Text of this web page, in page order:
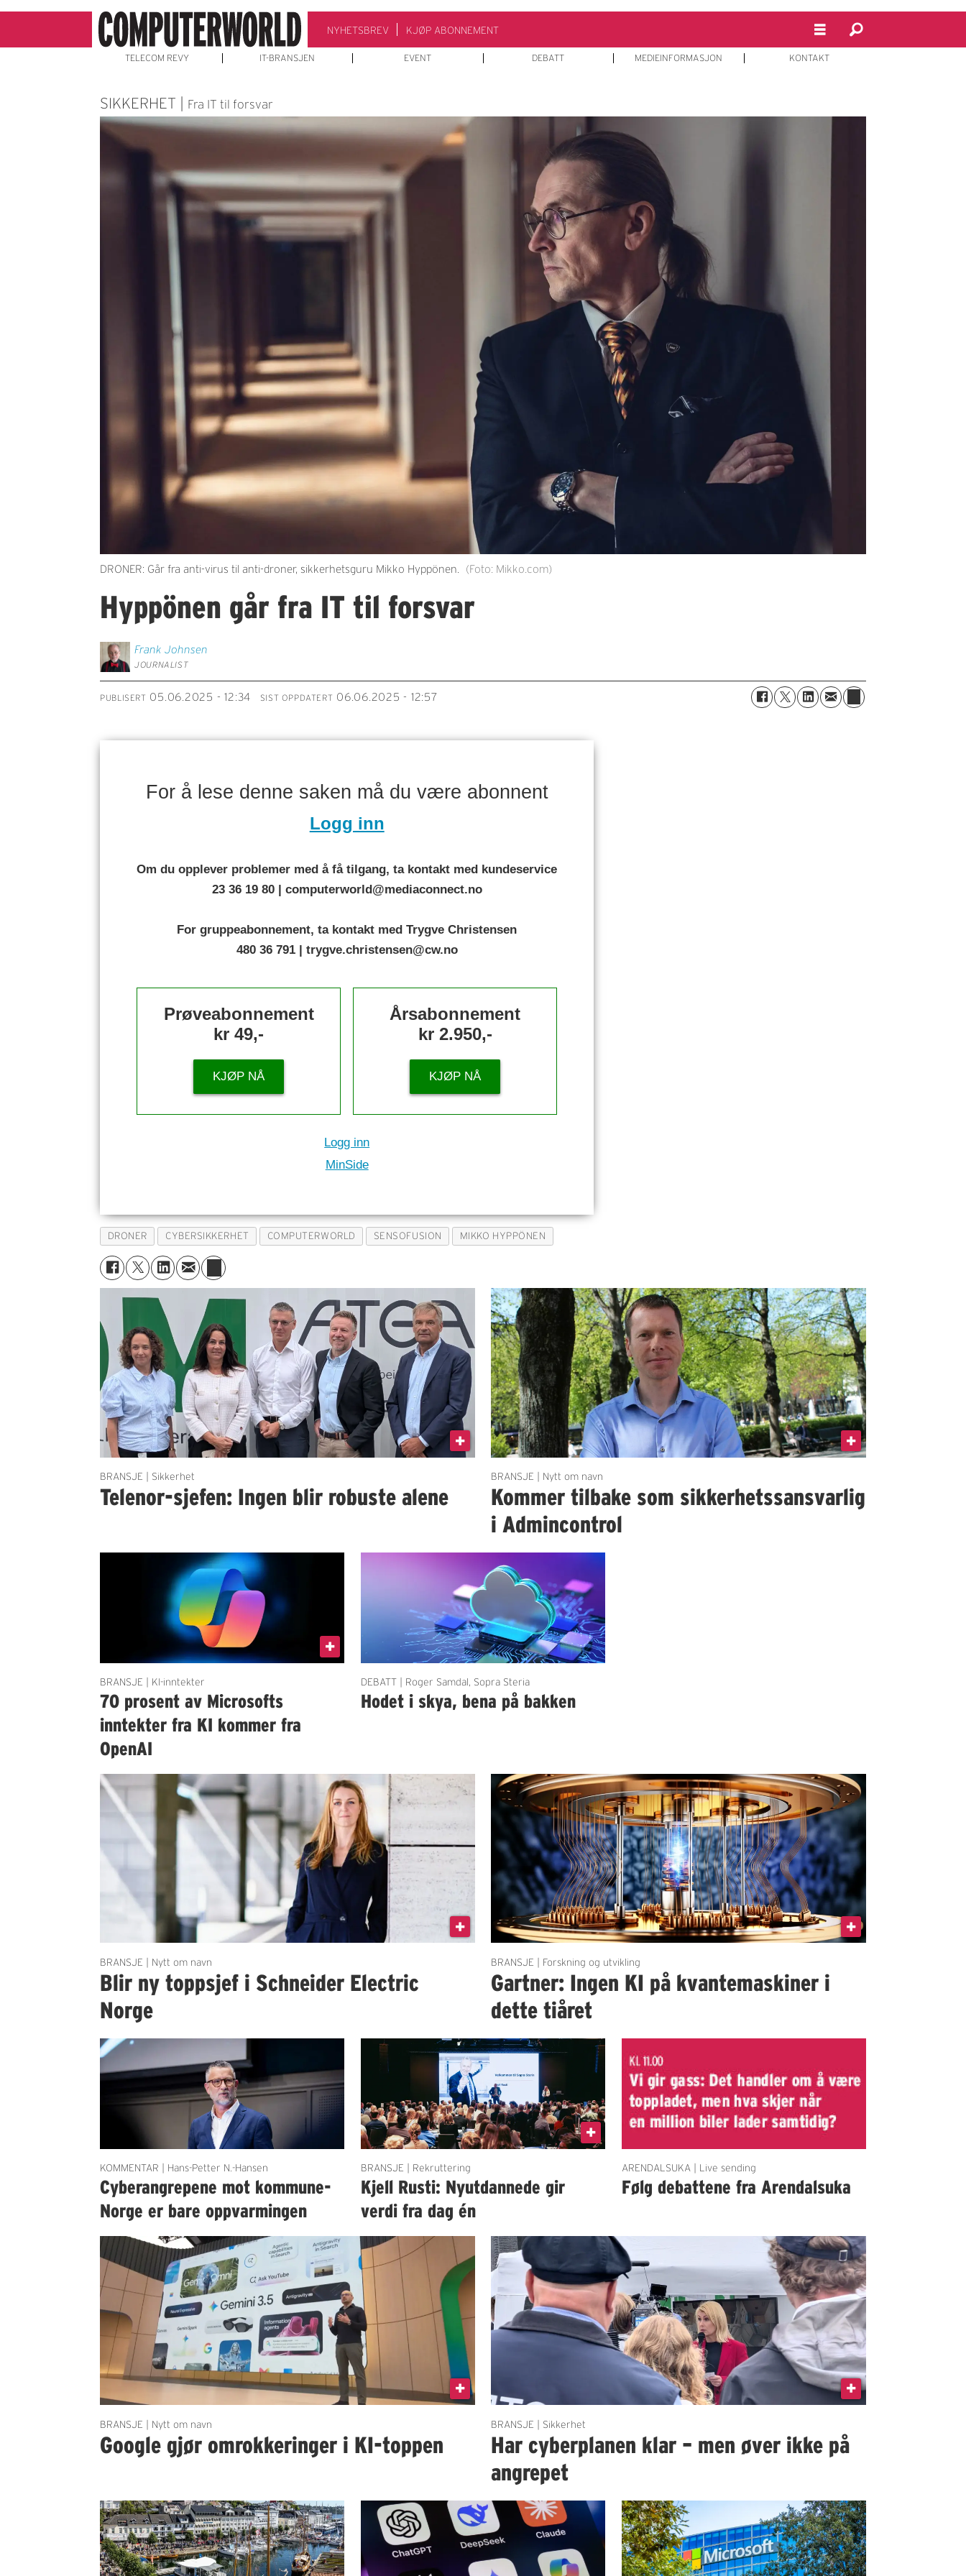
NYHETSBREV KJØP ABONNEMENT
TELECOM REVY IT-BRANSJEN EVENT DEBATT MEDIEINFORMASJON KONTAKT
SIKKERHET | Fra IT til forsvar
DRONER: Går fra anti-virus til anti-droner, sikkerhetsguru Mikko Hyppönen. (Foto: Mikko.com)
Hyppönen går fra IT til forsvar
Frank Johnsen
JOURNALIST
PUBLISERT 05.06.2025 - 12:34 SIST OPPDATERT 06.06.2025 - 12:57
For å lese denne saken må du være abonnent
Logg inn
Om du opplever problemer med å få tilgang, ta kontakt med kundeservice
23 36 19 80 | computerworld@mediaconnect.no
For gruppeabonnement, ta kontakt med Trygve Christensen
480 36 791 | trygve.christensen@cw.no
Prøveabonnement
kr 49,-
KJØP NÅ
Årsabonnement
kr 2.950,-
KJØP NÅ
Logg inn
MinSide
DRONER CYBERSIKKERHET COMPUTERWORLD SENSOFUSION MIKKO HYPPÖNEN
BRANSJE | Sikkerhet
Telenor-sjefen: Ingen blir robuste alene
BRANSJE | Nytt om navn
Kommer tilbake som sikkerhetssansvarlig
i Admincontrol
BRANSJE | KI-inntekter
70 prosent av Microsofts
inntekter fra KI kommer fra
OpenAI
DEBATT | Roger Samdal, Sopra Steria
Hodet i skya, bena på bakken
BRANSJE | Nytt om navn
Blir ny toppsjef i Schneider Electric
Norge
BRANSJE | Forskning og utvikling
Gartner: Ingen KI på kvantemaskiner i
dette tiåret
KOMMENTAR | Hans-Petter N.-Hansen
Cyberangrepene mot kommune-
Norge er bare oppvarmingen
BRANSJE | Rekruttering
Kjell Rusti: Nyutdannede gir
verdi fra dag én
ARENDALSUKA | Live sending
Følg debattene fra Arendalsuka
BRANSJE | Nytt om navn
Google gjør omrokkeringer i KI-toppen
BRANSJE | Sikkerhet
Har cyberplanen klar – men øver ikke på
angrepet